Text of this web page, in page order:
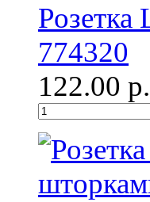
Розетка
774320
122.00 р.